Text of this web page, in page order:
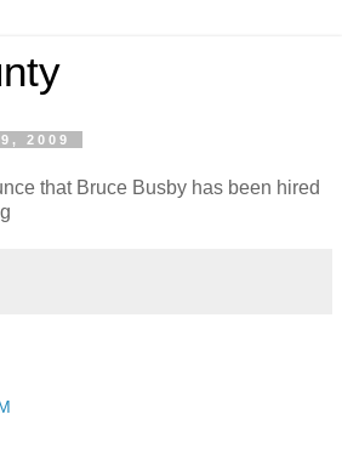
2009
that Bruce Busby has been hired